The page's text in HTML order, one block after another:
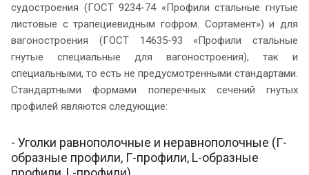
судостроения (ГОСТ 9234-74 «Профили стальные гнутые
листовые с трапециевидным гофром. Сортамент») и для
вагоностроения (ГОСТ 14635-93 «Профили стальные
гнутые специальные для вагоностроения), так и
специальными, то есть не предусмотренными стандартами.
Стандартными формами поперечных сечений гнутых
профилей являются следующие:
- Уголки равнополочные и неравнополочные (Г-
образные профили, Г-профили, L-образные